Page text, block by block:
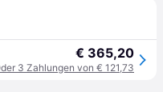
€ 365,20
3 Zahlungen von € 121,73